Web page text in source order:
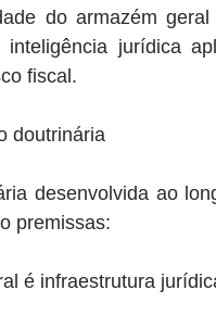
do armazém
inteligência jurídica
fiscal.
doutrinária
desenvolvida ao
premissas:
é infraestrutura